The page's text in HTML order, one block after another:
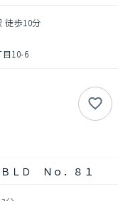
徒歩10分
10-6
ＬＤ Ｎｏ．８１